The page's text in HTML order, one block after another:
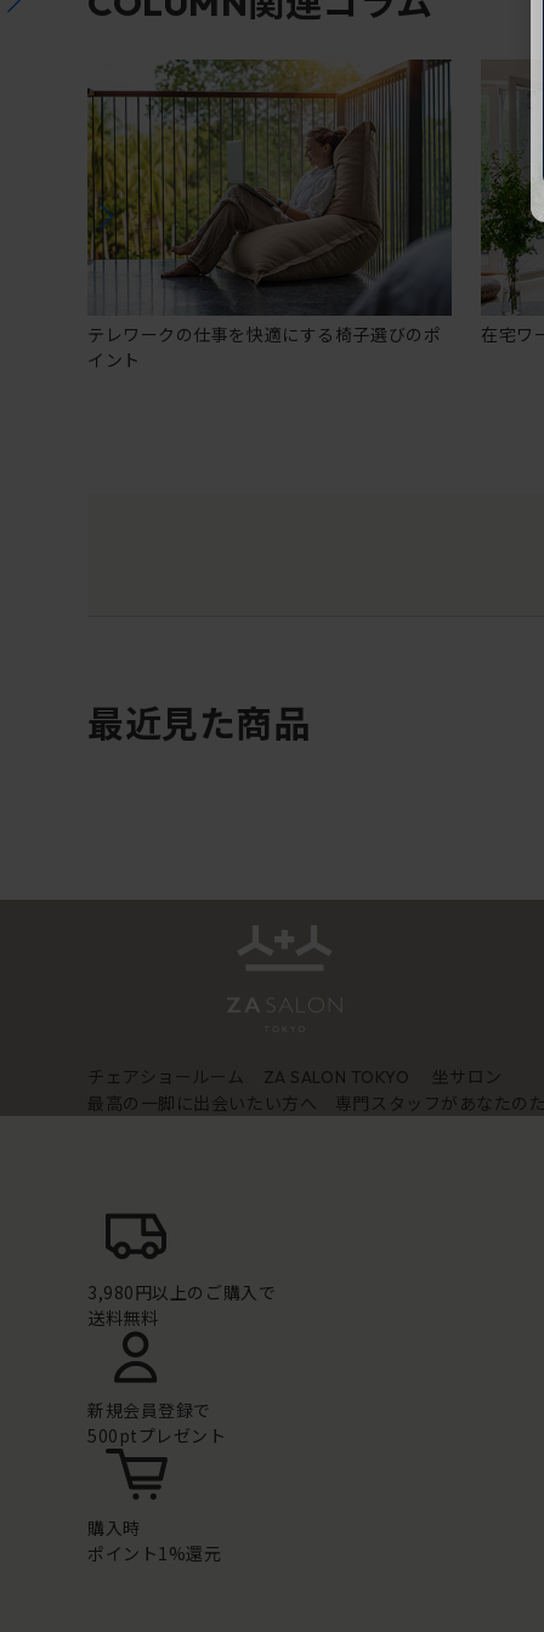
テレワークの仕事を快適にする椅子選びのポ
イント
在宅ワ
最近見た商品
チェアショールーム ZA SALON TOKYO
坐サロン
最高の一脚に出会いたい方へ 専門スタッフがあなたの
3,980円以上のご購入で
送料無料
新規会員登録で
500ptプレゼント
購入時
ポイント1%還元